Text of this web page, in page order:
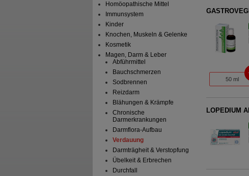
Homöopathische Mittel
Immunsystem
Kinder
Knochen, Muskeln & Gelenke
Kosmetik
Magen, Darm & Leber
Abführmittel
Bauchschmerzen
Sodbrennen
Reizdarm
Blähungen & Krämpfe
Chronische
Darmerkrankungen
Darmflora-Aufbau
Verdauung
Darmträgheit & Verstopfung
Übelkeit & Erbrechen
Durchfall
50 ml
LOPEDIUM